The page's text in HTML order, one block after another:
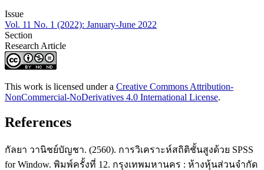
Issue
Vol. 11 No. 1 (2022): January-June 2022
Section
Research Article
This work is licensed under a Creative Commons Attribution-
NonCommercial-NoDerivatives 4.0 International License.
References
กัลยา วานิชย์บัญชา. (2560). การวิเคราะห์สถิติชั้นสูงด้วย SPSS
for Window. พิมพ์ครั้งที่ 12. กรุงเทพมหานคร : ห้างหุ้นส่วนจำกัด